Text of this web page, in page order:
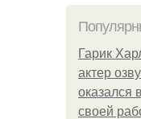
Гарик
актер
оказался
своей